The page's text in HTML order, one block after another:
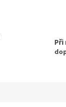
Při